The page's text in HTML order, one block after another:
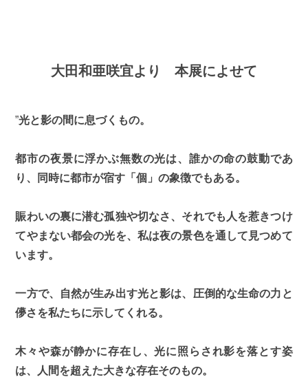
大田和亜咲宜より 本展によせて
”光と影の間に息づくもの。
都市の夜景に浮かぶ無数の光は、誰かの命の鼓動であ
り、同時に都市が宿す「個」の象徴でもある。
賑わいの裏に潜む孤独や切なさ、それでも人を惹きつけ
てやまない都会の光を、私は夜の景色を通して見つめて
います。
一方で、自然が生み出す光と影は、圧倒的な生命の力と
儚さを私たちに示してくれる。
木々や森が静かに存在し、光に照らされ影を落とす姿
は、人間を超えた大きな存在そのもの。